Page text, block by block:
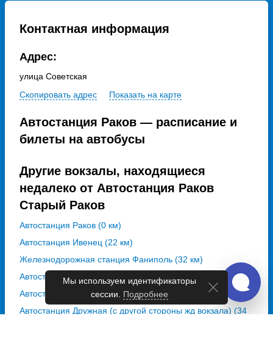
Контактная информация
Адрес:
улица Советская
Скопировать адрес
Показать на карте
Автостанция Раков — расписание и
билеты на автобусы
Другие вокзалы, находящиеся
недалеко от Автостанция Раков
Старый Раков
Автостанция Раков (0 км)
Автостанция Ивенец (22 км)
Железнодорожная станция Фаниполь (32 км)
Автостанция Юго-Западная (Пригородная) (32 км)
Автостанция Дзержинск (33 км)
Автостанция Дружная (с другой стороны жд вокзала) (34
Мы используем идентификаторы
сессии. Подробнее